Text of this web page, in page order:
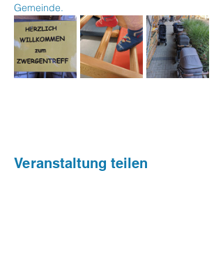
Gemeinde.
Veranstaltung teilen